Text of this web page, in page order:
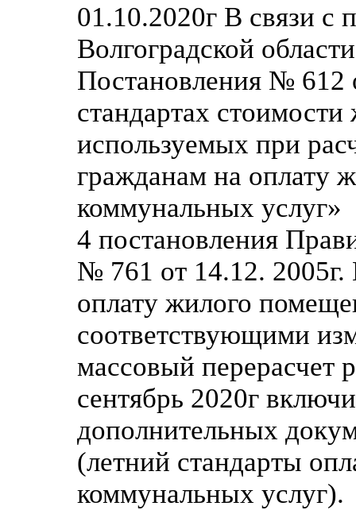
01.10.2020г В связи с
Волгоградской
Постановления № 612
стандартах
используемых при
гражданам на оплату
коммунальных услуг»
4 постановления
№ 761 от 14.12.
оплату жилого
соответствующими
массовый перерасчет
сентябрь 2020г
дополнительных
(летний стандарты
коммунальных услуг).